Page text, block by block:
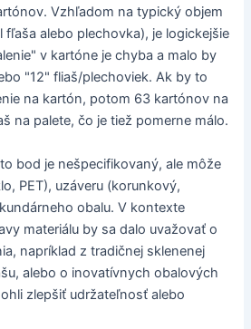
Vzhľadom na typický objem
fľaša alebo plechovka), je logickejšie
v kartóne je chyba a malo by
"12" fliaš/plechoviek. Ak by to
na kartón, potom 63 kartónov na
na palete, čo je tiež pomerne málo.
bod je nešpecifikovaný, ale môže
PET), uzáveru (korunkový,
obalu. V kontexte
materiálu by sa dalo uvažovať o
napríklad z tradičnej sklenenej
alebo o inovatívnych obalových
zlepšiť udržateľnosť alebo